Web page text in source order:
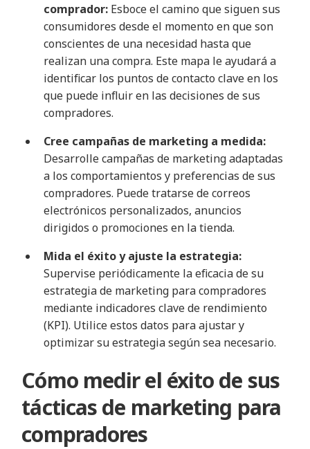
comprador: Esboce el camino que siguen sus
consumidores desde el momento en que son
conscientes de una necesidad hasta que
realizan una compra. Este mapa le ayudará a
identificar los puntos de contacto clave en los
que puede influir en las decisiones de sus
compradores.
Cree campañas de marketing a medida:
Desarrolle campañas de marketing adaptadas
a los comportamientos y preferencias de sus
compradores. Puede tratarse de correos
electrónicos personalizados, anuncios
dirigidos o promociones en la tienda.
Mida el éxito y ajuste la estrategia:
Supervise periódicamente la eficacia de su
estrategia de marketing para compradores
mediante indicadores clave de rendimiento
(KPI). Utilice estos datos para ajustar y
optimizar su estrategia según sea necesario.
Cómo medir el éxito de sus
tácticas de marketing para
compradores